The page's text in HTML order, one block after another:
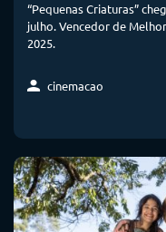
“Pequenas Criaturas”
julho. Vencedor de
2025.
cinemacao